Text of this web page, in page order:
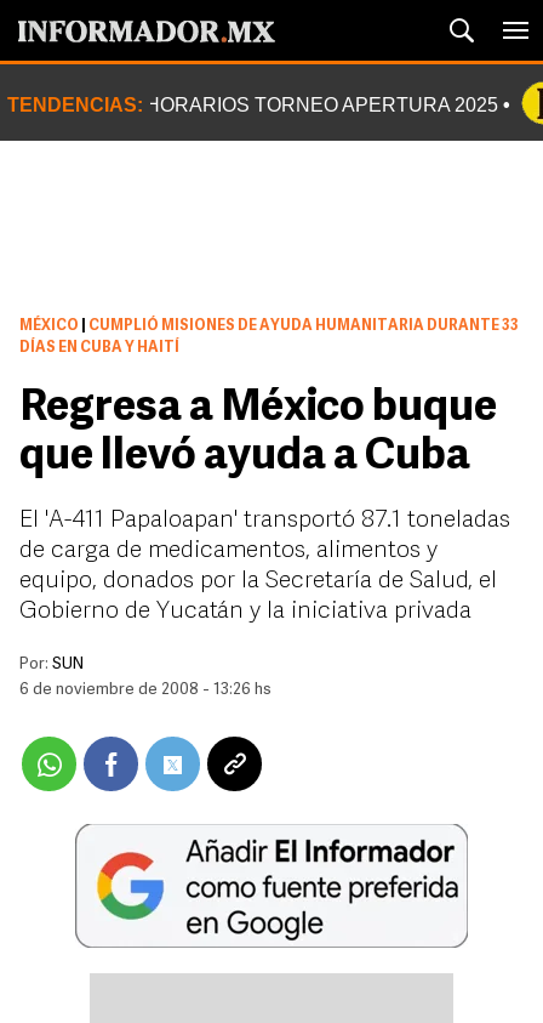
TENDENCIAS: HORARIOS TORNEO APERTURA 2025
MÉXICO
CUMPLIÓ MISIONES DE AYUDA HUMANITARIA DURANTE 33
DÍAS EN CUBA Y HAITÍ
Regresa a México buque
que llevó ayuda a Cuba
El 'A-411 Papaloapan' transportó 87.1 toneladas
de carga de medicamentos, alimentos y
equipo, donados por la Secretaría de Salud, el
Gobierno de Yucatán y la iniciativa privada
Por: SUN
6 de noviembre de 2008 - 13:26 hs